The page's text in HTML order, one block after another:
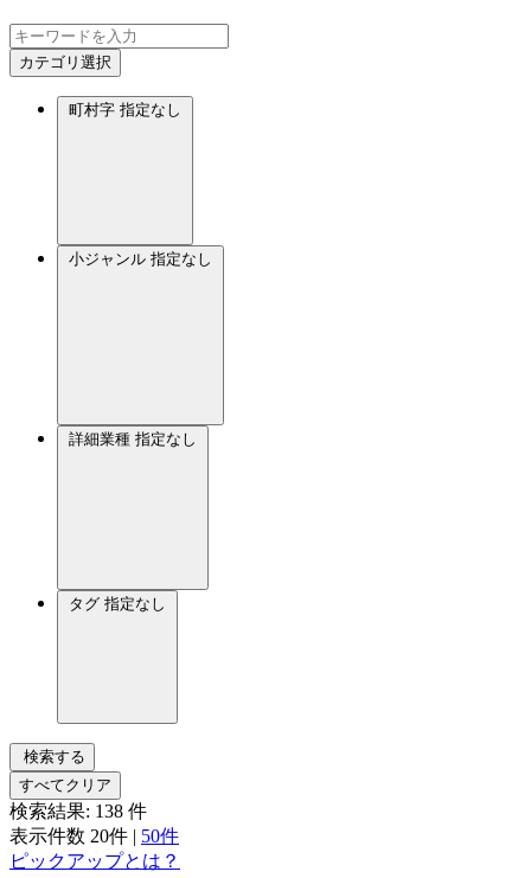
カテゴリ選択
町村字 指定なし
小ジャンル 指定なし
詳細業種 指定なし
タグ 指定なし
検索する
すべてクリア
検索結果: 138 件
表示件数 20件 | 50件
ピックアップとは？